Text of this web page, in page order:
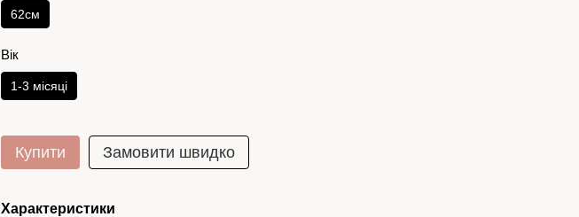
62см
Вік
1-3 місяці
Купити Замовити швидко
Характеристики